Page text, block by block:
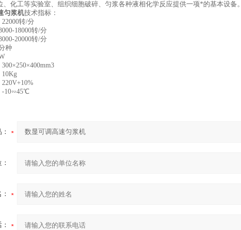
、化工等实验室、组织细胞破碎、匀浆各种液相化学反应提供一项*的基本设备。
匀浆机技术指标：
22000转/分
18000转/分
20000转/分
种
10Kg
220V+10%
-10∽45℃